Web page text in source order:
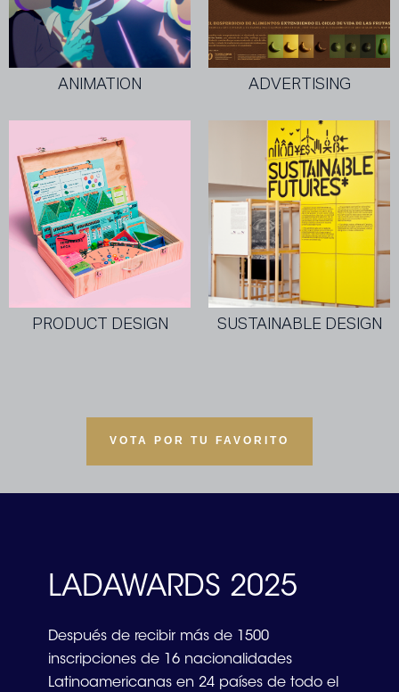
ANIMATION ADVERTISING
PRODUCT DESIGN SUSTAINABLE DESIGN
VOTA POR TU FAVORITO
LADAWARDS 2025
Después de recibir más de 1500
inscripciones de 16 nacionalidades
Latinoamericanas en 24 países de todo el